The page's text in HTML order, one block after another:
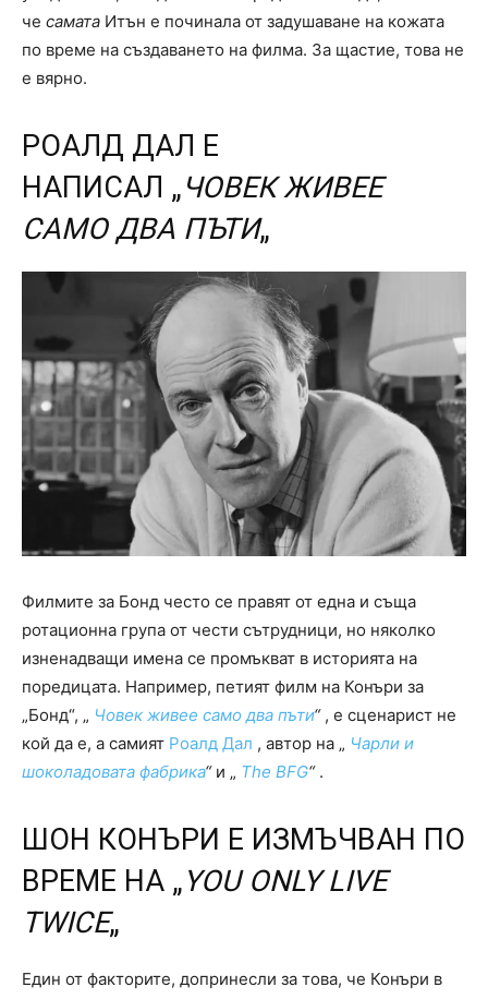
че самата Итън е починала от задушаване на кожата
по време на създаването на филма. За щастие, това не
е вярно.
РОАЛД ДАЛ Е
НАПИСАЛ „ЧОВЕК ЖИВЕЕ
САМО ДВА ПЪТИ„
Филмите за Бонд често се правят от една и съща
ротационна група от чести сътрудници, но няколко
изненадващи имена се промъкват в историята на
поредицата. Например, петият филм на Конъри за
„Бонд“, „ Човек живее само два пъти“, е сценарист не
кой да е, а самият Роалд Дал , автор на „ Чарли и
шоколадовата фабрика“и „ The BFG“.
ШОН КОНЪРИ Е ИЗМЪЧВАН ПО
ВРЕМЕ НА „YOU ONLY LIVE
TWICE„
Един от факторите, допринесли за това, че Конъри в